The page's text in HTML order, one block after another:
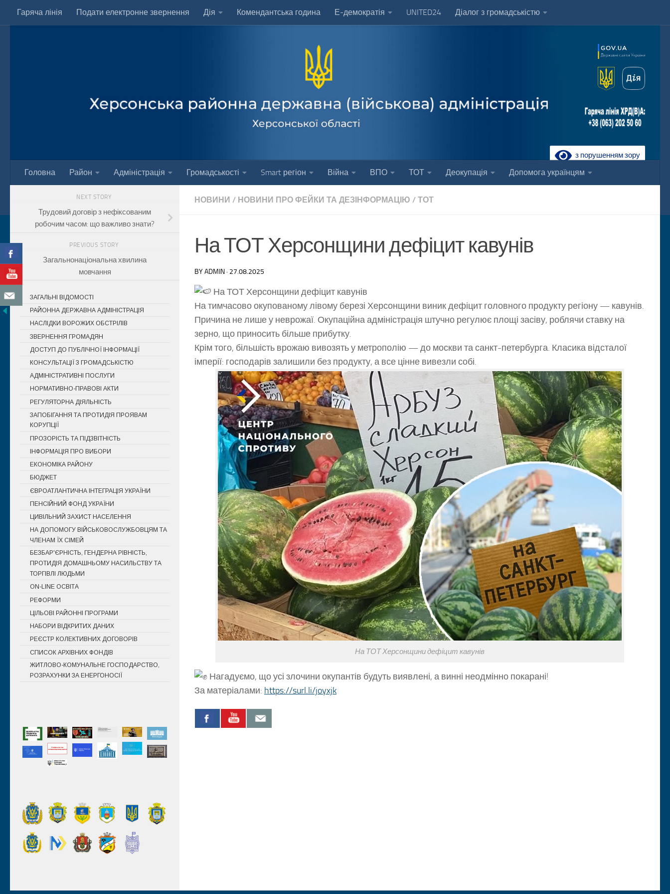
Skip to content
Гаряча лінія Подати електронне звернення Дія Комендантська година Е-демократія UNITED24 Діалог з громадськістю
з порушенням зору
Головна Район Адміністрація Громадськості Smart регіон Війна ВПО ТОТ Деокупація Допомога українцям
НОВИНИ / НОВИНИ ПРО ФЕЙКИ ТА ДЕЗІНФОРМАЦІЮ / ТОТ
На ТОТ Херсонщини дефіцит кавунів
BYADMIN · 27.08.2025
На ТОТ Херсонщини дефіцит кавунів
На тимчасово окупованому лівому березі Херсонщини виник дефіцит головного продукту регіону — кавунів.
Причина не лише у неврожаї. Окупаційна адміністрація штучно регулює площі засіву, роблячи ставку на
зерно, що приносить більше прибутку.
Крім того, більшість врожаю вивозять у метрополію — до москви та санкт-петербурга. Класика відсталої
імперії: господарів залишили без продукту, а все цінне вивезли собі.
На ТОТ Херсонщини дефіцит кавунів
Нагадуємо, що усі злочини окупантів будуть виявлені, а винні неодмінно покарані!
За матеріалами: https://surl.li/joyxjk
NEXT STORY
Трудовий договір з нефіксованим
робочим часом: що важливо знати?
PREVIOUS STORY
Загальнонаціональна хвилина
мовчання
ЗАГАЛЬНІ ВІДОМОСТІ
РАЙОННА ДЕРЖАВНА АДМІНІСТРАЦІЯ
НАСЛІДКИ ВОРОЖИХ ОБСТРІЛІВ
ЗВЕРНЕННЯ ГРОМАДЯН
ДОСТУП ДО ПУБЛІЧНОЇ ІНФОРМАЦІЇ
КОНСУЛЬТАЦІЇ З ГРОМАДСЬКІСТЮ
АДМІНІСТРАТИВНІ ПОСЛУГИ
НОРМАТИВНО-ПРАВОВІ АКТИ
РЕГУЛЯТОРНА ДІЯЛЬНІСТЬ
ЗАПОБІГАННЯ ТА ПРОТИДІЯ ПРОЯВАМ
КОРУПЦІЇ
ПРОЗОРІСТЬ ТА ПІДЗВІТНІСТЬ
ІНФОРМАЦІЯ ПРО ВИБОРИ
ЕКОНОМІКА РАЙОНУ
БЮДЖЕТ
ЄВРОАТЛАНТИЧНА ІНТЕГРАЦІЯ УКРАЇНИ
ПЕНСІЙНИЙ ФОНД УКРАЇНИ
ЦИВІЛЬНИЙ ЗАХИСТ НАСЕЛЕННЯ
НА ДОПОМОГУ ВІЙСЬКОВОСЛУЖБОВЦЯМ ТА
ЧЛЕНАМ ЇХ СІМЕЙ
БЕЗБАР'ЄРНІСТЬ, ГЕНДЕРНА РІВНІСТЬ,
ПРОТИДІЯ ДОМАШНЬОМУ НАСИЛЬСТВУ ТА
ТОРГІВЛІ ЛЮДЬМИ
ON-LINE ОСВІТА
РЕФОРМИ
ЦІЛЬОВІ РАЙОННІ ПРОГРАМИ
НАБОРИ ВІДКРИТИХ ДАНИХ
РЕЄСТР КОЛЕКТИВНИХ ДОГОВОРІВ
СПИСОК АРХІВНИХ ФОНДІВ
ЖИТЛОВО-КОМУНАЛЬНЕ ГОСПОДАРСТВО,
РОЗРАХУНКИ ЗА ЕНЕРГОНОСІЇ